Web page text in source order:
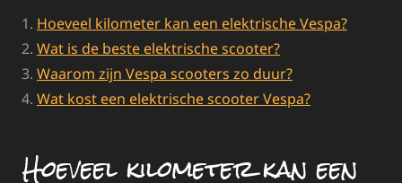
Hoeveel kilometer kan een elektrische Vespa?
Wat is de beste elektrische scooter?
Waarom zijn Vespa scooters zo duur?
Wat kost een elektrische scooter Vespa?
Hoeveel kilometer kan een